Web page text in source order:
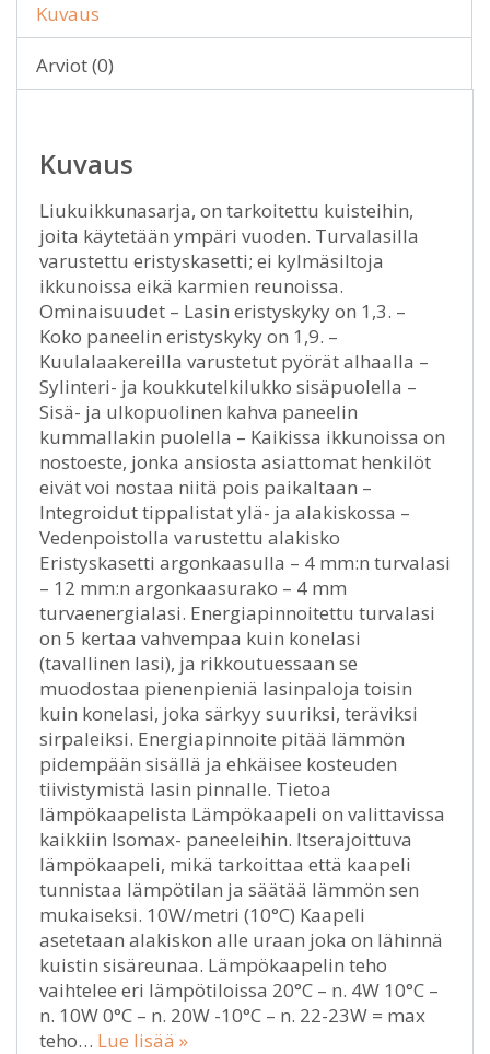
Kuvaus
Arviot (0)
Kuvaus
Liukuikkunasarja, on tarkoitettu kuisteihin,
joita käytetään ympäri vuoden. Turvalasilla
varustettu eristyskasetti; ei kylmäsiltoja
ikkunoissa eikä karmien reunoissa.
Ominaisuudet – Lasin eristyskyky on 1,3. –
Koko paneelin eristyskyky on 1,9. –
Kuulalaakereilla varustetut pyörät alhaalla –
Sylinteri- ja koukkutelkilukko sisäpuolella –
Sisä- ja ulkopuolinen kahva paneelin
kummallakin puolella – Kaikissa ikkunoissa on
nostoeste, jonka ansiosta asiattomat henkilöt
eivät voi nostaa niitä pois paikaltaan –
Integroidut tippalistat ylä- ja alakiskossa –
Vedenpoistolla varustettu alakisko
Eristyskasetti argonkaasulla – 4 mm:n turvalasi
– 12 mm:n argonkaasurako – 4 mm
turvaenergialasi. Energiapinnoitettu turvalasi
on 5 kertaa vahvempaa kuin konelasi
(tavallinen lasi), ja rikkoutuessaan se
muodostaa pienenpieniä lasinpaloja toisin
kuin konelasi, joka särkyy suuriksi, teräviksi
sirpaleiksi. Energiapinnoite pitää lämmön
pidempään sisällä ja ehkäisee kosteuden
tiivistymistä lasin pinnalle. Tietoa
lämpökaapelista Lämpökaapeli on valittavissa
kaikkiin Isomax- paneeleihin. Itserajoittuva
lämpökaapeli, mikä tarkoittaa että kaapeli
tunnistaa lämpötilan ja säätää lämmön sen
mukaiseksi. 10W/metri (10°C) Kaapeli
asetetaan alakiskon alle uraan joka on lähinnä
kuistin sisäreunaa. Lämpökaapelin teho
vaihtelee eri lämpötiloissa 20°C – n. 4W 10°C –
n. 10W 0°C – n. 20W -10°C – n. 22-23W = max
teho… Lue lisää »